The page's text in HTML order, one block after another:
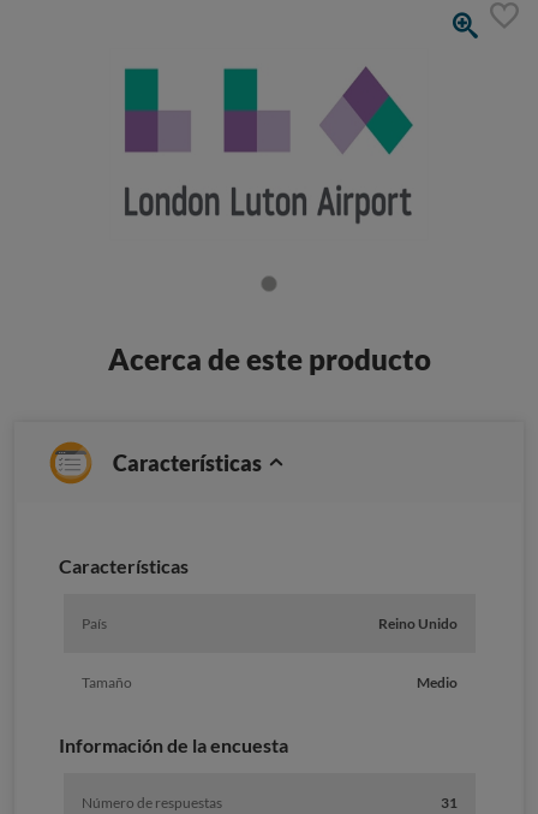
Acerca de este producto
Características
Características
País Reino Unido
Tamaño Medio
Información de la encuesta
Número de respuestas 31